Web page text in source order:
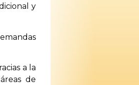
y
a la
de